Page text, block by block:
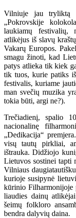
Vilniuje jau tryliktą
„Pokrovskije
laukiamų festivalių,
atlikėjus iš slavų
Vakarų Europos.
smagu žinoti, kad
patys atlieka tik kiek
tik tuos, kurie patiks
festivalis, kuriame
man svečių muzika
tokia būti, argi ne?).
Trečiadienį, spalio
nacionalinę
„Dedikacija“
visų tautų pirkliai,
ištrauka. Didžiojo
Lietuvos sostinei tapti
Vilniaus
kurioje susipynė
kūrinio Filharmonijoje
liaudies dainų
šeimų folkloro
bendra dalyvių daina.